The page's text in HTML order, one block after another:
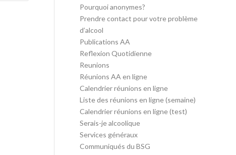
Pourquoi anonymes?
Prendre contact pour votre problème
d’alcool
Publications AA
Reflexion Quotidienne
Reunions
Réunions AA en ligne
Calendrier réunions en ligne
Liste des réunions en ligne (semaine)
Calendrier réunions en ligne (test)
Serais-je alcoolique
Services généraux
Communiqués du BSG